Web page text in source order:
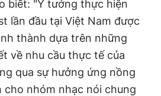
biết: "Ý tưởng thực hiện
lần đầu tại Việt Nam được
thành dựa trên những
về nhu cầu thực tế của
qua sự hưởng ứng nồng
cho nhóm nhạc nói chung